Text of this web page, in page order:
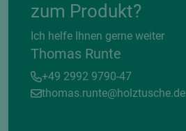
zum Produkt?
Ich helfe Ihnen gerne weiter
Thomas Runte
+49 2992 9790-47
thomas.runte@holztusche.de